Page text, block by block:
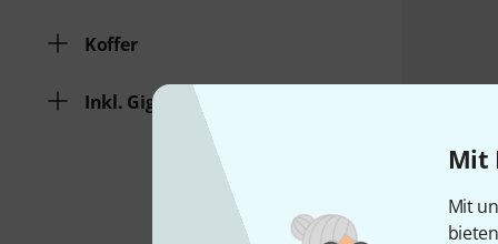
Mit
Mit
Koffer
Inkl. Gigbag